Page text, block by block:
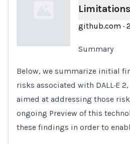
Loading...
Limitations
github.com ·
Summary
Below, we summarize initial
risks associated with DALL·E
aimed at addressing those
ongoing Preview of this
these findings in order to